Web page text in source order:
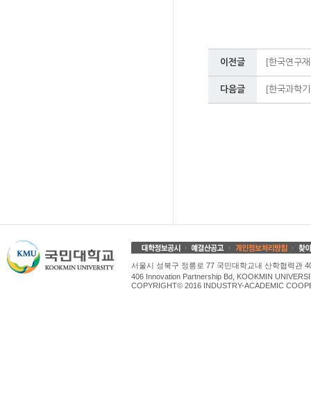
이전글 [한국연구
다음글 [한국과학
서울시 성북구 정릉로 77 국민대학교내 산학협력관
406 Innovation Partnership Bd, KOOKMIN
COPYRIGHT© 2016 INDUSTRY-ACADEMIC